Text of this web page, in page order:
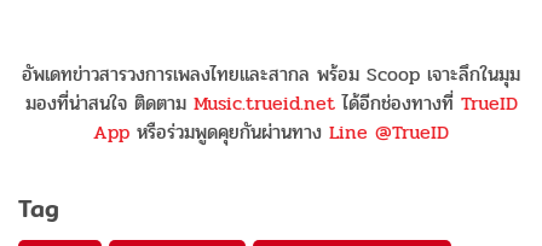
อัพเดทข่าวสารวงการเพลงไทยและสากล พร้อม Scoop เจาะลึกในมุม
มองที่น่าสนใจ ติดตาม Music.trueid.netได้อีกช่องทางที่ TrueID
App หรือร่วมพูดคุยกันผ่านทาง Line @TrueID
Tag